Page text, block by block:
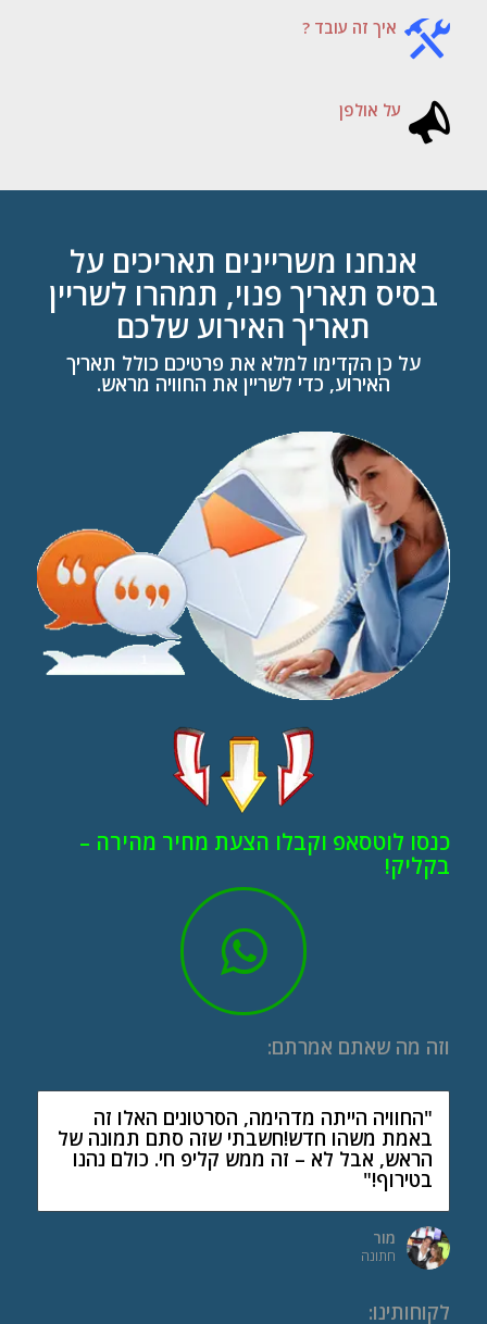
איך זה עובד ?
על אולפן
אנחנו משריינים תאריכים על
בסיס תאריך פנוי, תמהרו לשריין
תאריך האירוע שלכם
על כן הקדימו למלא את פרטיכם כולל תאריך
האירוע, כדי לשריין את החוויה מראש.
כנסו לוטסאפ וקבלו הצעת מחיר מהירה –
בקליק!
וזה מה שאתם אמרתם:
"החוויה הייתה מדהימה, הסרטונים האלו זה
באמת משהו חדש!חשבתי שזה סתם תמונה של
הראש, אבל לא – זה ממש קליפ חי. כולם נהנו
בטירוף!"
מור
חתונה
לקוחותינו: